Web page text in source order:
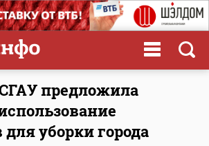
предложила
для уборки города